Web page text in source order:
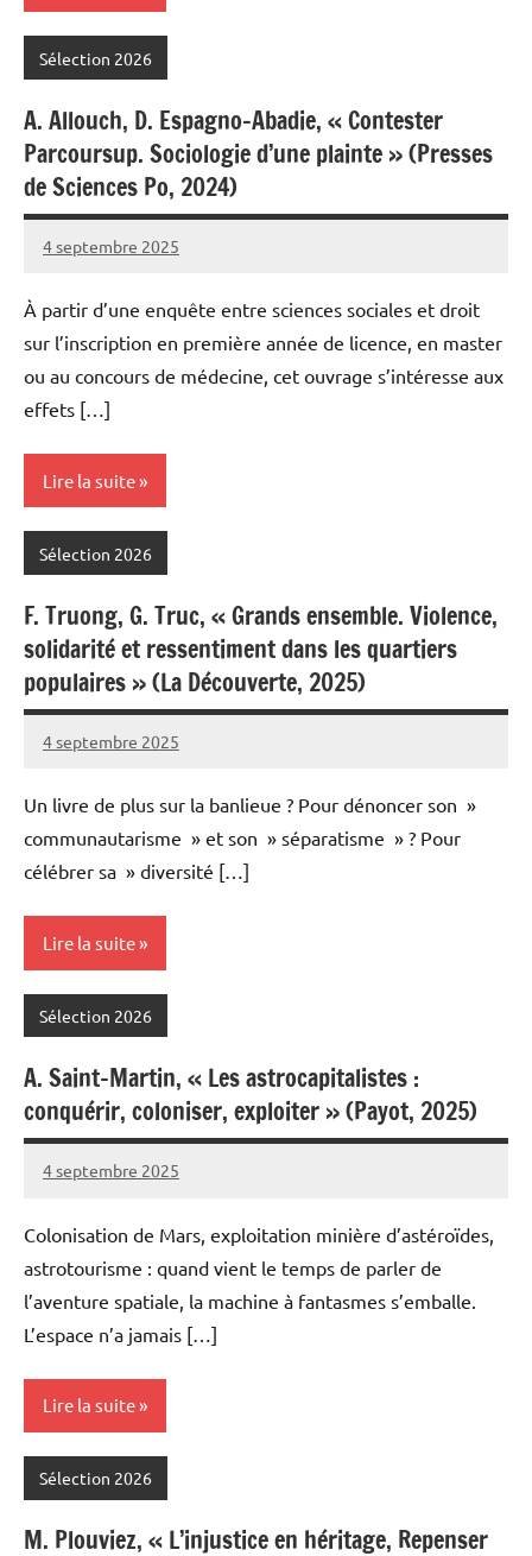
Sélection 2026
A. Allouch, D. Espagno-Abadie, « Contester
Parcoursup. Sociologie d’une plainte » (Presses
de Sciences Po, 2024)
4 septembre 2025
Fabien
6
À partir d’une enquête entre sciences sociales et droit
sur l’inscription en première année de licence, en master
ou au concours de médecine, cet ouvrage s’intéresse aux
effets […]
Lire la suite
Sélection 2026
F. Truong, G. Truc, « Grands ensemble. Violence,
solidarité et ressentiment dans les quartiers
populaires » (La Découverte, 2025)
4 septembre 2025
Fabien
4
Un livre de plus sur la banlieue ? Pour dénoncer son »
communautarisme » et son » séparatisme » ? Pour
célébrer sa » diversité […]
Lire la suite
Sélection 2026
A. Saint-Martin, « Les astrocapitalistes :
conquérir, coloniser, exploiter » (Payot, 2025)
4 septembre 2025
Fabien
8
Colonisation de Mars, exploitation minière d’astéroïdes,
astrotourisme : quand vient le temps de parler de
l’aventure spatiale, la machine à fantasmes s’emballe.
L’espace n’a jamais […]
Lire la suite
Sélection 2026
M. Plouviez, « L’injustice en héritage, Repenser